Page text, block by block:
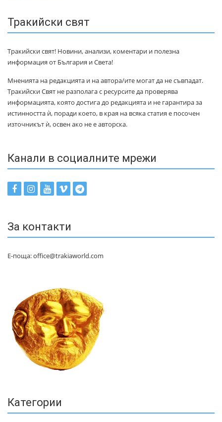
Тракийски свят
Тракийски свят! Новини, анализи, коментари и полезна
информация от България и Света!
Мненията на редакцията и на автора/ите могат да не съвпадат.
Тракийски Свят не разполага с ресурсите да проверява
информацията, която достига до редакцията и не гарантира за
истинността ѝ, поради което, в края на всяка статия е посочен
източникът ѝ, освен ако не е авторска.
Канали в социалните мрежи
За контакти
Е-поща: office@trakiaworld.com
Категории